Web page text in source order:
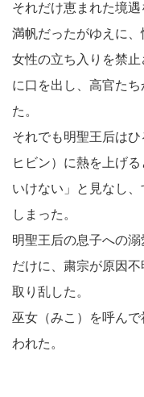
それだけ恵まれた境
満帆だったがゆえに、
女性の立ち入りを禁
に口を出し、高官た
た。
それでも明聖王后は
ヒビン）に熱を上げ
いけない」と見なし
しまった。
明聖王后の息子への
だけに、粛宗が原因
取り乱した。
巫女（みこ）を呼ん
われた。